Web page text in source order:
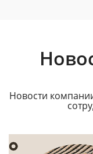
Новости